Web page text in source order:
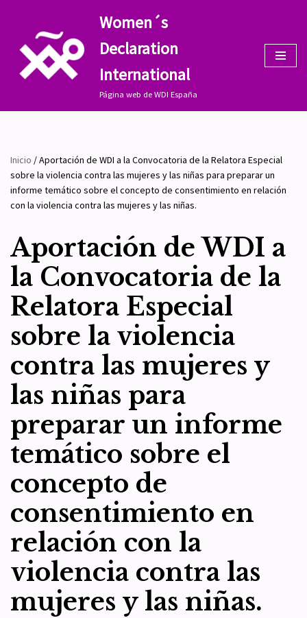
contenido
Women´s
Declaration
International
Página web de WDI España
Inicio /Aportación de WDI a la Convocatoria de la Relatora Especial
sobre la violencia contra las mujeres y las niñas para preparar un
informe temático sobre el concepto de consentimiento en relación
con la violencia contra las mujeres y las niñas.
Aportación de WDI a
la Convocatoria de la
Relatora Especial
sobre la violencia
contra las mujeres y
las niñas para
preparar un informe
temático sobre el
concepto de
consentimiento en
relación con la
violencia contra las
mujeres y las niñas.